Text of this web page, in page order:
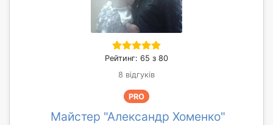
Рейтинг: 65 з 80
8 відгуків
PRO
Майстер "Александр Хоменко"